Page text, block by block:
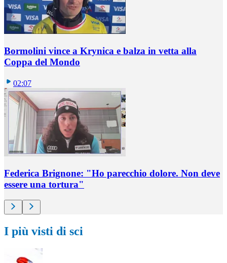
Bormolini vince a Krynica e balza in vetta alla
Coppa del Mondo
02:07
Federica Brignone: "Ho parecchio dolore. Non deve
essere una tortura"
I più visti di sci